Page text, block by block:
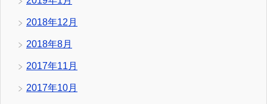
2018年12月
2018年8月
2017年11月
2017年10月